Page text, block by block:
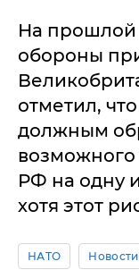
На прошлой
обороны
отметил,
должным
РФ на одну
хотя этот
НАТО